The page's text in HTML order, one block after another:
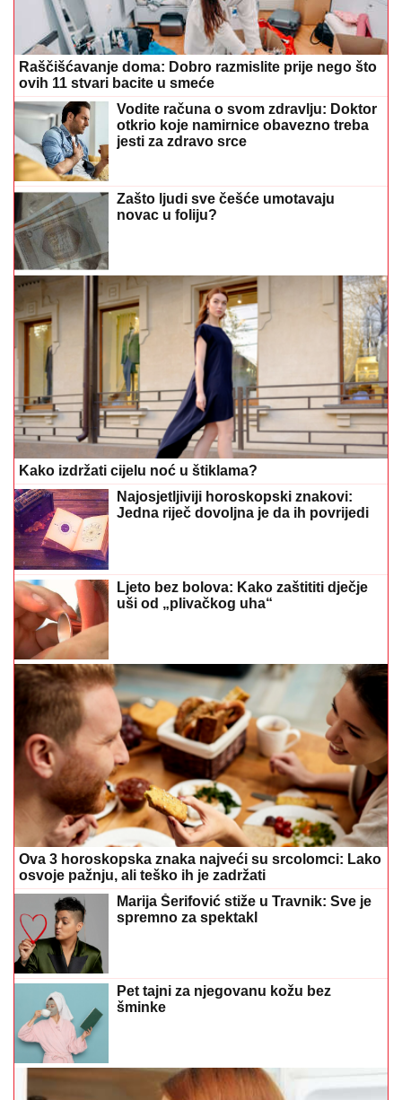
Raščišćavanje doma: Dobro razmislite prije nego što
ovih 11 stvari bacite u smeće
Vodite računa o svom zdravlju: Doktor
otkrio koje namirnice obavezno treba
jesti za zdravo srce
Zašto ljudi sve češće umotavaju
novac u foliju?
Kako izdržati cijelu noć u štiklama?
Najosjetljiviji horoskopski znakovi:
Jedna riječ dovoljna je da ih povrijedi
Ljeto bez bolova: Kako zaštititi dječje
uši od „plivačkog uha“
Ova 3 horoskopska znaka najveći su srcolomci: Lako
osvoje pažnju, ali teško ih je zadržati
Marija Šerifović stiže u Travnik: Sve je
spremno za spektakl
Pet tajni za njegovanu kožu bez
šminke